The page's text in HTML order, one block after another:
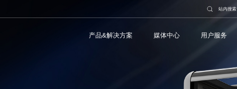
产品&解决方案 媒体中心 用户服务
站内搜索